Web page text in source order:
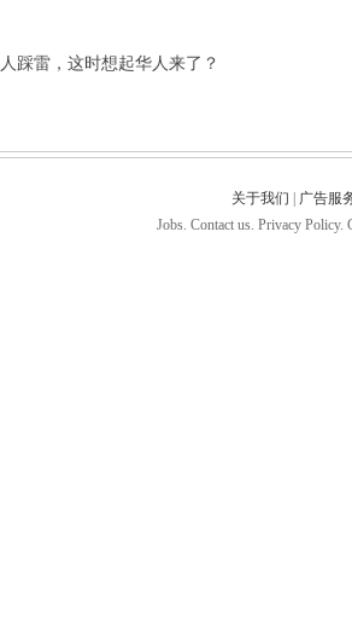
踩雷，这时想起华人来了？
关于我们
广告服
Jobs. Contact us. Privacy